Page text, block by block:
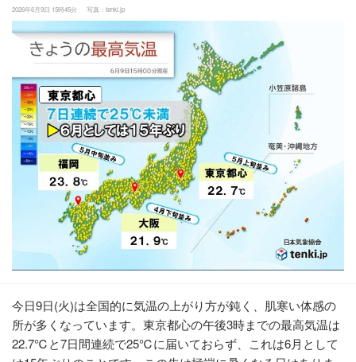
2026年6月9日 15時45分 写真：tenki.jp
今日9日(火)は全国的に気温の上がり方が鈍く、肌寒い体感の
所が多くなっています。東京都心の午後3時までの最高気温は
22.7℃と7日間連続で25℃に届いておらず、これは6月として